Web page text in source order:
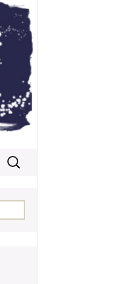
Buscar: